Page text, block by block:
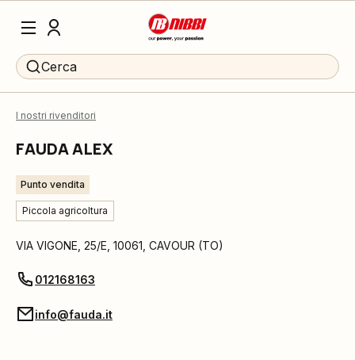
Cerca
I nostri rivenditori
FAUDA ALEX
Punto vendita
Piccola agricoltura
VIA VIGONE, 25/E 10061 CAVOUR (TO)
012168163
info@fauda.it